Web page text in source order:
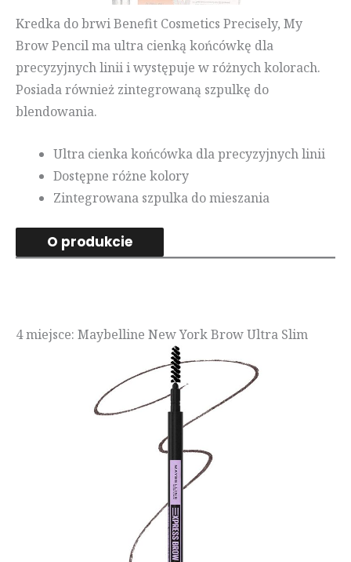
Kredka do brwi Benefit Cosmetics Precisely, My
Brow Pencil ma ultra cienką końcówkę dla
precyzyjnych linii i występuje w różnych kolorach.
Posiada również zintegrowaną szpulkę do
blendowania.
Ultra cienka końcówka dla precyzyjnych linii
Dostępne różne kolory
Zintegrowana szpulka do mieszania
O produkcie
4 miejsce: Maybelline New York Brow Ultra Slim